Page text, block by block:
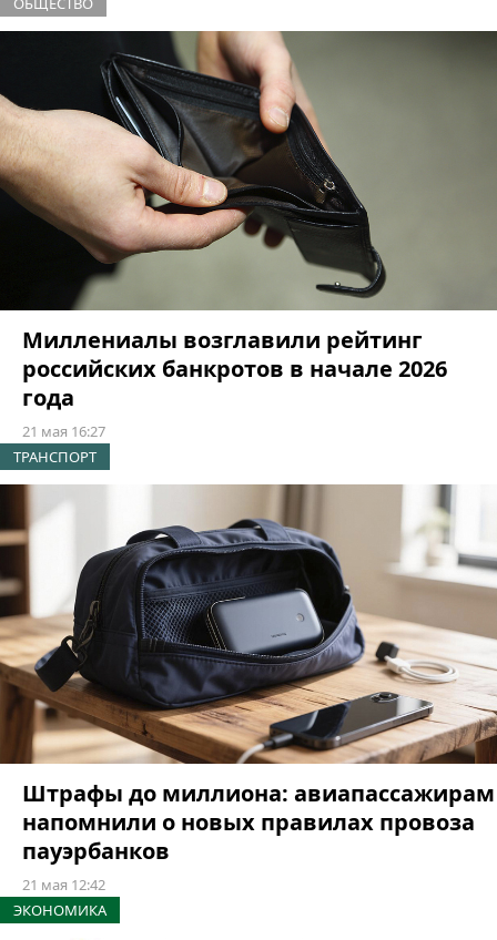
Миллениалы возглавили рейтинг
российских банкротов в начале 2026
года
21 мая 16:27
ТРАНСПОРТ
Штрафы до миллиона: авиапассажирам
напомнили о новых правилах провоза
пауэрбанков
21 мая 12:42
ЭКОНОМИКА